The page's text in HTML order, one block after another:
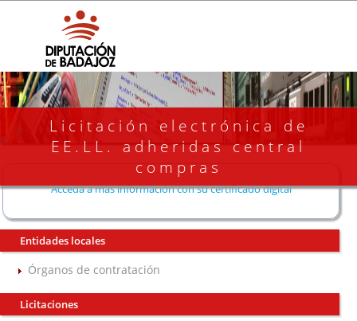
Licitación electrónica de
EE.LL. adheridas central
compras
Acceda a más información con su certificado digital
Entidades locales
Órganos de contratación
Licitaciones